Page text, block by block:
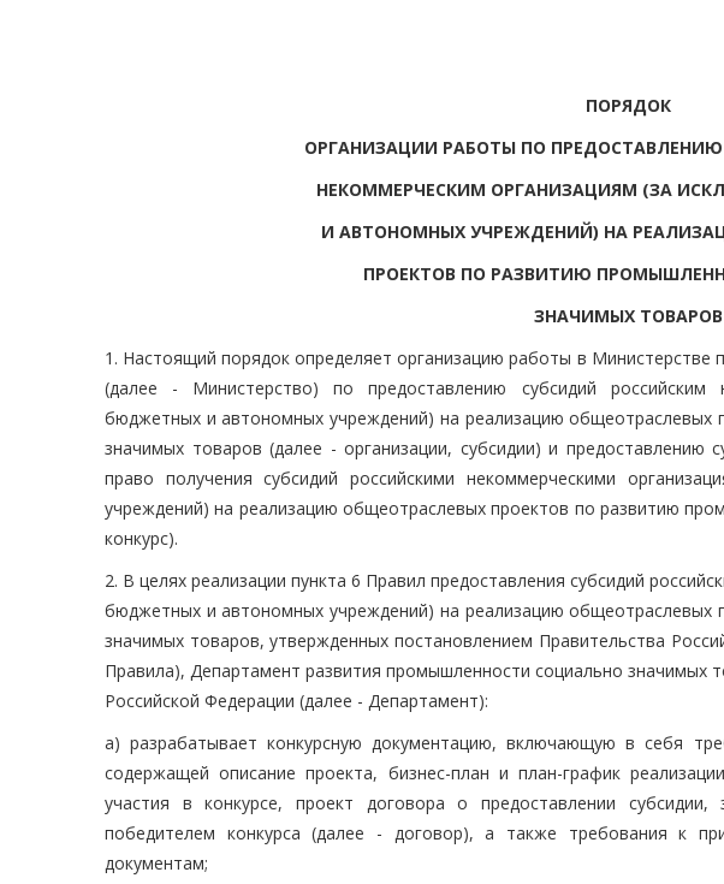
ПОРЯДОК
ОРГАНИЗАЦИИ РАБОТЫ ПО
НЕКОММЕРЧЕСКИМ ОРГАНИЗАЦИЯМ (ЗА
И АВТОНОМНЫХ УЧРЕЖДЕНИЙ) НА
ПРОЕКТОВ ПО РАЗВИТИЮ
ЗНАЧИМЫХ ТОВАРОВ
1. Настоящий порядок определяет организацию работы в Министерстве
(далее - Министерство) по предоставлению субсидий российским
бюджетных и автономных учреждений) на реализацию общеотраслевых
значимых товаров (далее - организации, субсидии) и предоставлению
право получения субсидий российскими некоммерческими
учреждений) на реализацию общеотраслевых проектов по развитию
конкурс).
2. В целях реализации пункта 6 Правил предоставления субсидий
бюджетных и автономных учреждений) на реализацию общеотраслевых
значимых товаров, утвержденных постановлением Правительства
Правила), Департамент развития промышленности социально значимых
Российской Федерации (далее - Департамент):
а) разрабатывает конкурсную документацию, включающую в себя
содержащей описание проекта, бизнес-план и план-график
участия в конкурсе, проект договора о предоставлении
победителем конкурса (далее - договор), а также требования к
документам;